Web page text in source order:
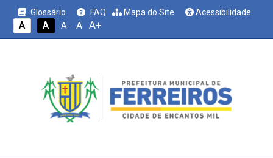
Glossário FAQ Mapa do Site
Acessibilidade
A
A A- A A+